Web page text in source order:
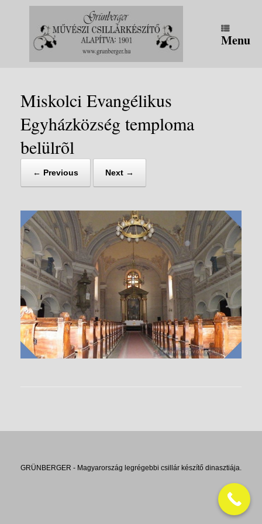
Menu
Miskolci Evangélikus
Egyházközség temploma
belülrõl
← Previous Next →
GRÜNBERGER - Magyarország legrégebbi csillár készítő dinasztiája.